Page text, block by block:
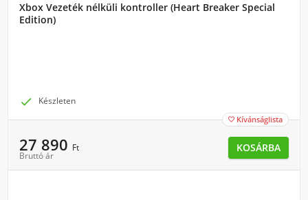
Xbox Vezeték nélküli kontroller (Heart Breaker Special
Edition)
 Készleten
 Kívánságlista
27 890 Ft
Bruttó ár
KOSÁRBA